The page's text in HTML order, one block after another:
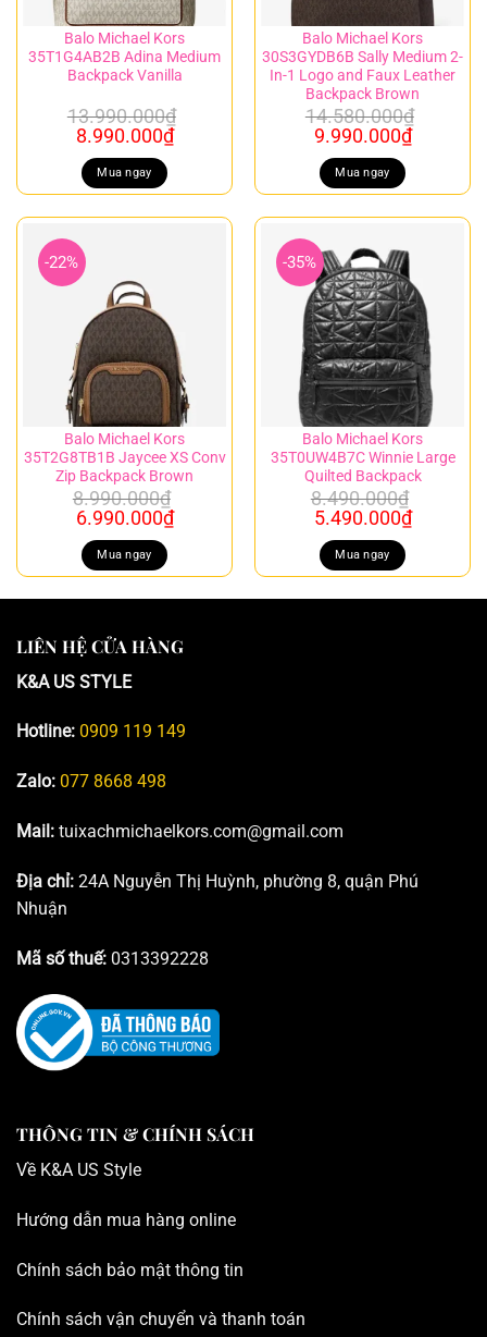
Balo Michael Kors
35T1G4AB2B Adina Medium
Backpack Vanilla
13.990.000₫
Giá
gốc
là:
13.990.000₫.
8.990.000₫Giá
là:
8.990.000₫.
Mua ngay
Balo Michael Kors
30S3GYDB6B Sally Medium 2-
In-1 Logo and Faux Leather
Backpack Brown
14.580.000₫
Giá
gốc
là:
14.580.000₫.
9.990.000₫Giá
là:
Mua ngay
-22%
Balo Michael Kors
35T2G8TB1B Jaycee XS Conv
Zip Backpack Brown
8.990.000₫
Giá
gốc
là:
8.990.000₫.
6.990.000₫Giá
là:
6.990.000₫.
Mua ngay
-35%
Balo Michael Kors
35T0UW4B7C Winnie Large
Quilted Backpack
8.490.000₫
Giá
gốc
là:
8.490.000₫.
5.490.000₫Giá
là:
Mua ngay
LIÊN HỆ CỬA HÀNG
K&A US STYLE
Hotline: 0909 119 149
Zalo: 077 8668 498
Mail: tuixachmichaelkors.com@gmail.com
Địa chỉ: 24A Nguyễn Thị Huỳnh, phường 8, quận Phú
Nhuận
Mã số thuế: 0313392228
THÔNG TIN & CHÍNH SÁCH
Về K&A US Style
Hướng dẫn mua hàng online
Chính sách bảo mật thông tin
Chính sách vận chuyển và thanh toán